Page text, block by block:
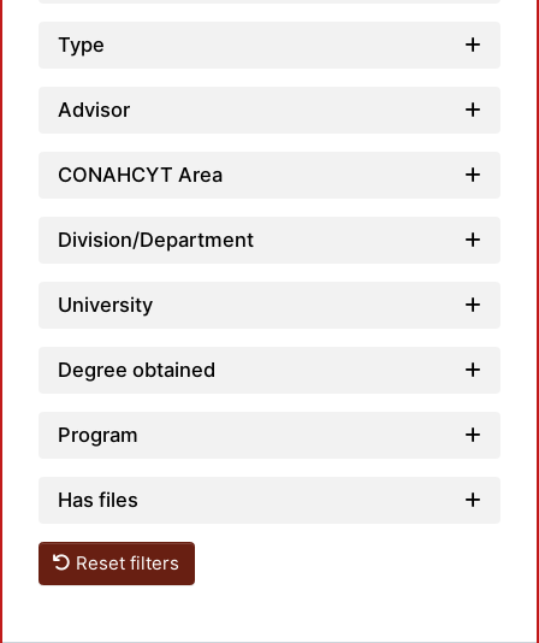
Type
Advisor
CONAHCYT Area
Division/Department
University
Degree obtained
Program
Has files
Reset filters